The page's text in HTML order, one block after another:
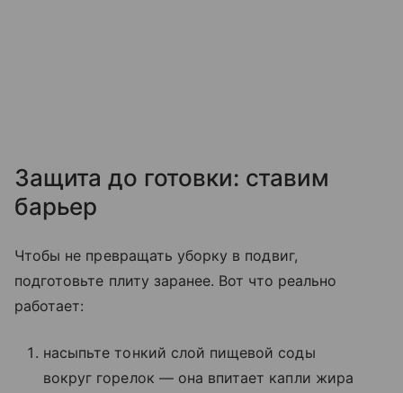
Защита до готовки: ставим
барьер
Чтобы не превращать уборку в подвиг,
подготовьте плиту заранее. Вот что реально
работает:
насыпьте тонкий слой пищевой соды
вокруг горелок — она впитает капли жира